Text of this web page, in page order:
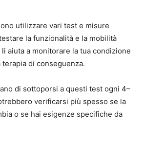
utilizzare vari test e misure
la funzionalità e la mobilità
aiuta a monitorare la tua condizione
terapia di conseguenza.
di sottoporsi a questi test ogni 4–
verificarsi più spesso se la
o se hai esigenze specifiche da